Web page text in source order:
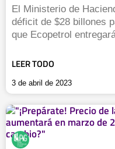
El Ministerio de
déficit de $28 billones
que Ecopetrol
LEER TODO
3 de abril de 2023